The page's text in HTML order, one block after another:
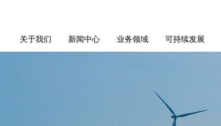
关于我们 新闻中心 业务领域 可持续发展